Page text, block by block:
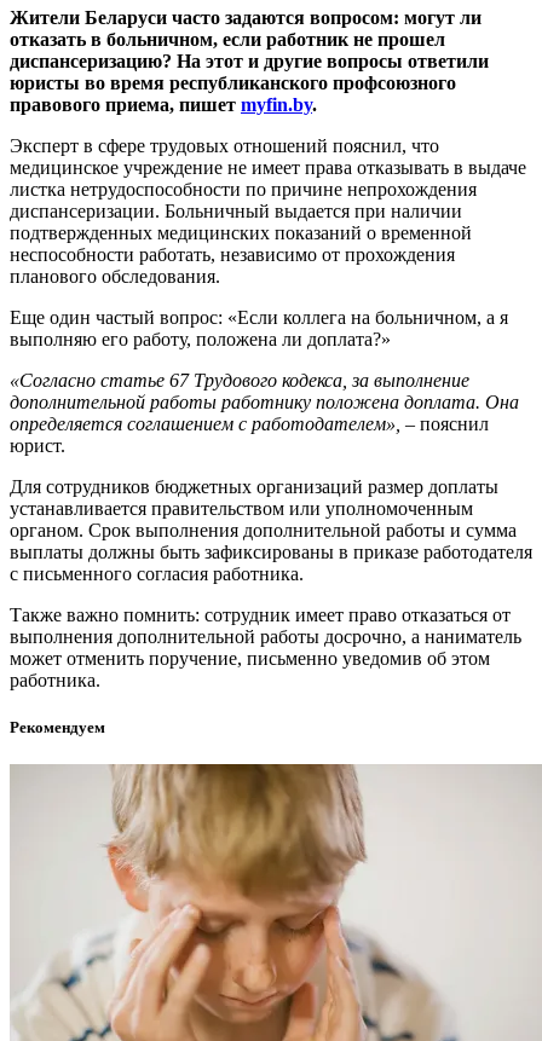
Жители Беларуси часто задаются вопросом: могут ли
отказать в больничном, если работник не прошел
диспансеризацию? На этот и другие вопросы ответили
юристы во время республиканского профсоюзного
правового приема, пишет myfin.by.
Эксперт в сфере трудовых отношений пояснил, что
медицинское учреждение не имеет права отказывать в выдаче
листка нетрудоспособности по причине непрохождения
диспансеризации. Больничный выдается при наличии
подтвержденных медицинских показаний о временной
неспособности работать, независимо от прохождения
планового обследования.
Еще один частый вопрос: «Если коллега на больничном, а я
выполняю его работу, положена ли доплата?»
«Согласно статье 67 Трудового кодекса, за выполнение
дополнительной работы работнику положена доплата. Она
определяется соглашением с работодателем», – пояснил
юрист.
Для сотрудников бюджетных организаций размер доплаты
устанавливается правительством или уполномоченным
органом. Срок выполнения дополнительной работы и сумма
выплаты должны быть зафиксированы в приказе работодателя
с письменного согласия работника.
Также важно помнить: сотрудник имеет право отказаться от
выполнения дополнительной работы досрочно, а наниматель
может отменить поручение, письменно уведомив об этом
работника.
Рекомендуем